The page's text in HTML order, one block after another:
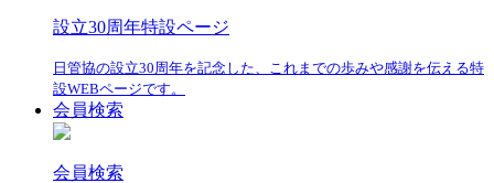
設立30周年特設ページ
日管協の設立30周年を記念した、これまでの歩みや感謝を伝える特
設WEBページです。
会員検索
会員検索